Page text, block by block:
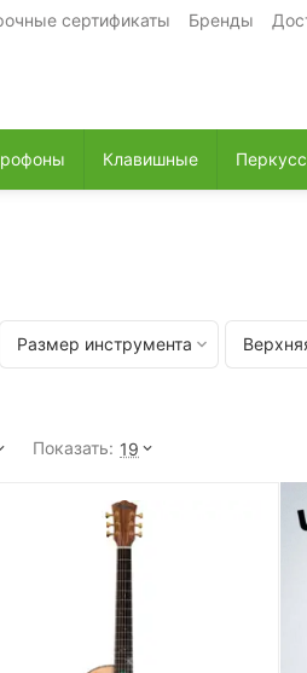
сертификаты Бренды
Клавишные
Размер инструмента
Показать: 19